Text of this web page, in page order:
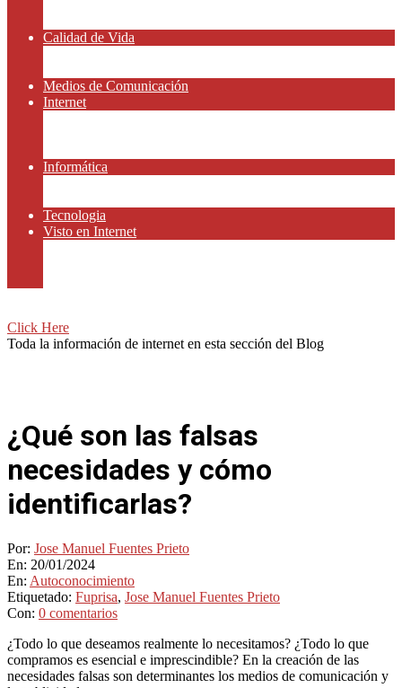
Calidad de Vida
Medios de Comunicación
Internet
Informática
Tecnologia
Visto en Internet
Click Here
Toda la información de internet en esta sección del Blog
¿Qué son las falsas
necesidades y cómo
identificarlas?
Por: Jose Manuel Fuentes Prieto
En: 20/01/2024
En: Autoconocimiento
Etiquetado: Fuprisa, Jose Manuel Fuentes Prieto
Con: 0 comentarios
¿Todo lo que deseamos realmente lo necesitamos? ¿Todo lo que
compramos es esencial e imprescindible? En la creación de las
necesidades falsas son determinantes los medios de comunicación y